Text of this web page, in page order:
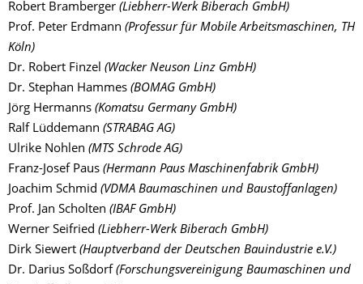
Robert Bramberger (Liebherr-Werk Biberach GmbH)
Prof. Peter Erdmann (Professur für Mobile Arbeitsmaschinen, TH
Köln)
Dr. Robert Finzel (Wacker Neuson Linz GmbH)
Dr. Stephan Hammes (BOMAG GmbH)
Jörg Hermanns (Komatsu Germany GmbH)
Ralf Lüddemann (STRABAG AG)
Ulrike Nohlen (MTS Schrode AG)
Franz-Josef Paus (Hermann Paus Maschinenfabrik GmbH)
Joachim Schmid (VDMA Baumaschinen und Baustoffanlagen)
Prof. Jan Scholten (IBAF GmbH)
Werner Seifried (Liebherr-Werk Biberach GmbH)
Dirk Siewert (Hauptverband der Deutschen Bauindustrie e.V.)
Dr. Darius Soßdorf (Forschungsvereinigung Baumaschinen und